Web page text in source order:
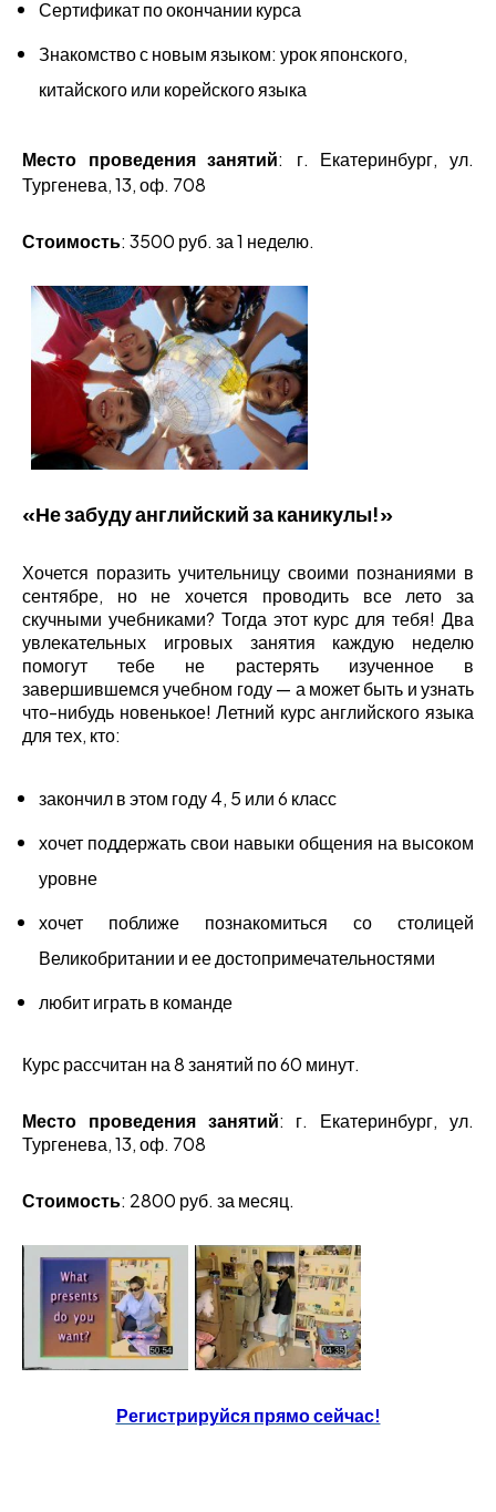
Сертификат по окончании курса
Знакомство с новым языком: урок японского,
китайского или корейского языка
Место проведения занятий:
г. Екатеринбург, ул.
Тургенева, 13, оф. 708
Стоимость: 3500 руб. за 1 неделю.
«Не забуду английский за каникулы!»
Хочется поразить учительницу своими познаниями в
сентябре, но не хочется проводить все лето за
скучными учебниками? Тогда этот курс для тебя! Два
увлекательных игровых занятия каждую неделю
помогут тебе не растерять изученное в
завершившемся учебном году — а может быть и узнать
что-нибудь новенькое! Летний курс английского языка
для тех, кто:
закончил в этом году 4, 5 или 6 класс
хочет поддержать свои навыки общения на высоком
уровне
хочет поближе познакомиться со столицей
Великобритании и еедостопримечательностями
любит играть в команде
Курс рассчитан на 8 занятий по 60 минут.
Место проведения занятий: г. Екатеринбург, ул.
Тургенева, 13, оф. 708
Стоимость: 2800 руб. за месяц.
Регистрируйся прямо сейчас!